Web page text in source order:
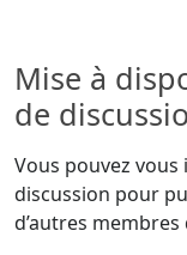
Mise à
de
Vous pouvez
discussion pour
d’autres